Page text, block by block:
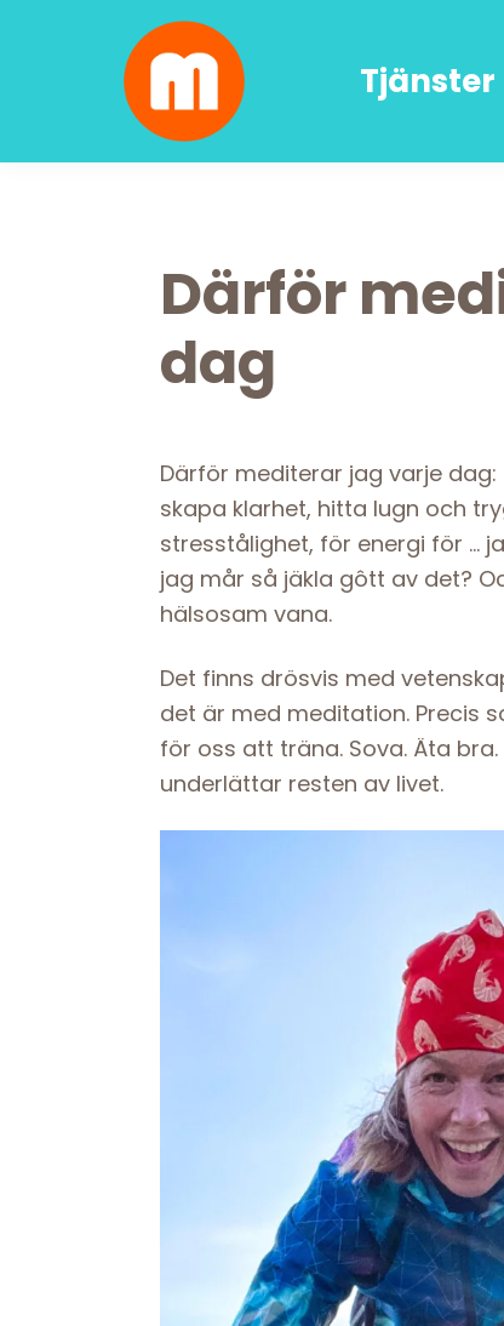
Malin
författarskap
Tjänster
Därför
dag
Därför mediterar jag varje
skapa klarhet, hitta lugn och
stresstålighet, för energi för …
jag mår så jäkla gôtt av det?
hälsosam vana.
Det finns drösvis med
det är med meditation. Precis
för oss att träna. Sova. Äta
underlättar resten av livet.